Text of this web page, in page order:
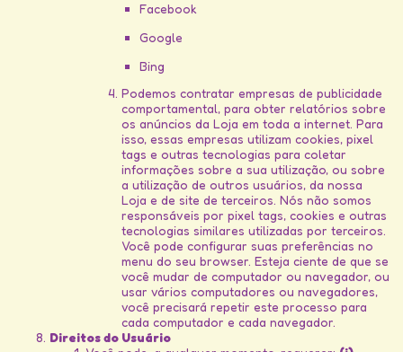
Facebook
Google
Bing
Podemos contratar empresas de publicidade
comportamental, para obter relatórios sobre
os anúncios da Loja em toda a internet. Para
isso, essas empresas utilizam cookies, pixel
tags e outras tecnologias para coletar
informações sobre a sua utilização, ou sobre
a utilização de outros usuários, da nossa
Loja e de site de terceiros. Nós não somos
responsáveis por pixel tags, cookies e outras
tecnologias similares utilizadas por terceiros.
Você pode configurar suas preferências no
menu do seu browser. Esteja ciente de que se
você mudar de computador ou navegador, ou
usar vários computadores ou navegadores,
você precisará repetir este processo para
cada computador e cada navegador.
Direitos do Usuário